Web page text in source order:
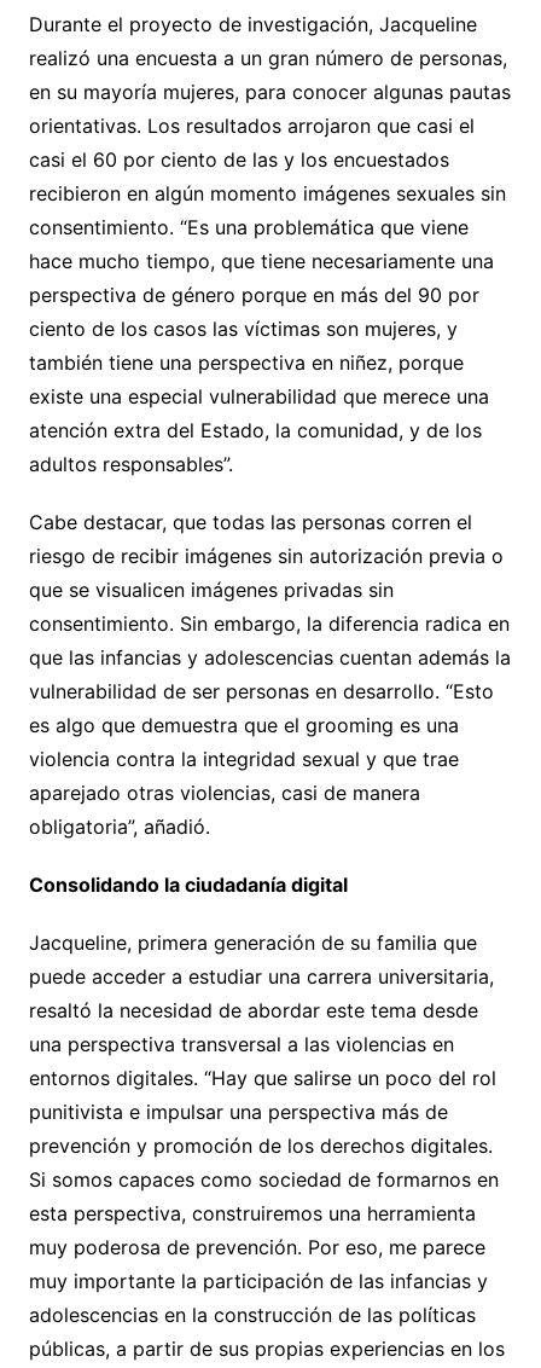
Durante el proyecto de investigación, Jacqueline
realizó una encuesta a un gran número de personas,
en su mayoría mujeres, para conocer algunas pautas
orientativas. Los resultados arrojaron que casi el
casi el 60 por ciento de las y los encuestados
recibieron en algún momento imágenes sexuales sin
consentimiento. “Es una problemática que viene
hace mucho tiempo, que tiene necesariamente una
perspectiva de género porque en más del 90 por
ciento de los casos las víctimas son mujeres, y
también tiene una perspectiva en niñez, porque
existe una especial vulnerabilidad que merece una
atención extra del Estado, la comunidad, y de los
adultos responsables”.
Cabe destacar, que todas las personas corren el
riesgo de recibir imágenes sin autorización previa o
que se visualicen imágenes privadas sin
consentimiento. Sin embargo, la diferencia radica en
que las infancias y adolescencias cuentan además la
vulnerabilidad de ser personas en desarrollo. “Esto
es algo que demuestra que el grooming es una
violencia contra la integridad sexual y que trae
aparejado otras violencias, casi de manera
obligatoria”, añadió.
Consolidando la ciudadanía digital
Jacqueline, primera generación de su familia que
puede acceder a estudiar una carrera universitaria,
resaltó la necesidad de abordar este tema desde
una perspectiva transversal a las violencias en
entornos digitales. “Hay que salirse un poco del rol
punitivista e impulsar una perspectiva más de
prevención y promoción de los derechos digitales.
Si somos capaces como sociedad de formarnos en
esta perspectiva, construiremos una herramienta
muy poderosa de prevención. Por eso, me parece
muy importante la participación de las infancias y
adolescencias en la construcción de las políticas
públicas, a partir de sus propias experiencias en los